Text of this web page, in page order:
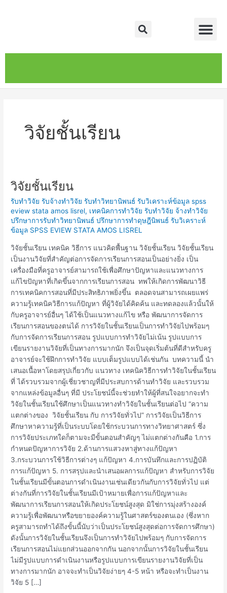
Search
วิจัยชั้นเรียน
วิจัยชั้นเรียน
รับทำวิจัย รับจ้างทำวิจัย รับทำวิทยานิพนธ์ รับวิเคราะห์ข้อมูล spss
eview stata amos lisrel, เทคนิคการทำวิจัย รับทำวิจัย จ้างทำวิจัย
ปรึกษาการรับทำวิทยานิพนธ์ ปรึกษาการทำดุษฎีนิพนธ์ รับวิเคราะห์
ข้อมูล SPSS EVIEW STATA AMOS LISREL
วิจัยชั้นเรียน เทคนิค วิธีการ แนวคิดพื้นฐาน วิจัยชั้นเรียน วิจัยชั้นเรียน
เป็นงานวิจัยที่สำคัญต่อการจัดการเรียนการสอนเป็นอย่างยิ่ง เป็น
เครื่องมือที่ครูอาจารย์สามารถใช้เพื่อศึกษาปัญหาและแนวทางการ
แก้ไขปัญหาที่เกิดขึ้นจากการเรียนการสอน ทพให้เกิดการพัฒนาวิธี
การเทคนิคการสอนที่มีประสิทธิภาพยิ่งขึ้น ตลอดจนสามารถเผยแพร่
ความรู้เทคนิควิธีการแก้ปัญหา ที่ผู้วิจัยได้คิดค้น และทดลองแล้วนั้นให้
กับครูอาจารย์อื่นๆ ได้ใช้เป็นแนวทางแก้ไข หรือ พัฒนาการจัดการ
เรียนการสอนของตนได้ การวิจัยในชั้นเรียนเป็นการทำวิจัยไปพร้อมๆ
กับการจัดการเรียนการสอน รูปแบบการทำวิจัยไม่เน้น รูปแบบการ
เขียนรายงานวิจัยที่เป็นทางการมากนัก จึงเป็นจุดเริ่มต้นที่ดีสำหรับครู
อาจารย์จะใช้ฝึกการทำวิจัย แบบเต็มรูปแบบได้เช่นกัน บทความนี้ นำ
เสนอเนื้อหาโดยสรุปเกี่ยวกับ แนวทาง เทคนิควิธีการทำวิจัยในชั้นเรียน
ที่ ได้รวบรวมจากผู้เชี่ยวชาญที่มีประสบการด้านทำวิจัย และรวบรวม
จากแหล่งข้อมูลอื่นๆ ที่มี ประโยชน์นี้จะช่วยทำให้ผู้ที่สนใจอยากจะทำ
วิจัยในชั้นเรียนใช้ศึกษาเป็นแนวทางทำวิจัยในชั้นเรียนต่อไป “ความ
แตกต่างของ วิจัยชั้นเรียน กับ การวิจัยทั่วไป” การวิจัยเป็นวิธีการ
ศึกษาหาความรู้ที่เป็นระบบโดยใช้กระบวนการทางวิทยาศาสตร์ ซึ่ง
การวิจัยประเภทใดก็ตามจะมีขั้นตอนสำคัญๆ ไม่แตกต่างกันคือ 1.การ
กำหนดปัญหาการวิจัย 2.ด้านการแสวงหาสู่ทางแก้ปัญหา
3.กระบวนการใช้วิธีการต่างๆ แก้ปัญหา 4.การบันทึกและการปฏิบัติ
การแก้ปัญหา 5. การสรุปและนำเสนอผลการแก้ปัญหา สำหรับการวิจัย
ในชั้นเรียนมีขั้นตอนการดำเนินงานเช่นเดียวกันกับการวิจัยทั่วไป แต่
ต่างกันที่การวิจัยในชั้นเรียนมีเป้าหมายเพื่อการแก้ปัญหาและ
พัฒนาการเรียนการสอนให้เกิดประโยชน์สูงสุด มิใช่การมุ่งสร้างองค์
ความรู้เพื่อพัฒนาหรือขยายองค์ความรู้ในศาสตร์ของตนเอง (ซึ่งหาก
ครูสามารถทำได้ถึงขั้นนี้นับว่าเป็นประโยชน์สูงสุดต่อการจัดการศึกษา)
ดังนั้นการวิจัยในชั้นเรียนจึงเป็นการทำวิจัยไปพร้อมๆ กับการจัดการ
เรียนการสอนไม่แยกส่วนออกจากกัน นอกจากนั้นการวิจัยในชั้นเรียน
ไม่มีรูปแบบการดำเนินงานหรือรูปแบบการเขียนรายงานวิจัยที่เป็น
ทางการมากนัก อาจจะทำเป็นวิจัยง่ายๆ 4-5 หน้า หรือจะทำเป็นงาน
วิจัย 5 […]
วิจัย
เรียน